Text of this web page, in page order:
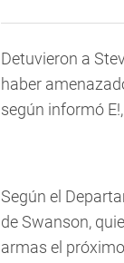
Detuvieron a
haber
según informó
Según el
de Swanson,
armas el